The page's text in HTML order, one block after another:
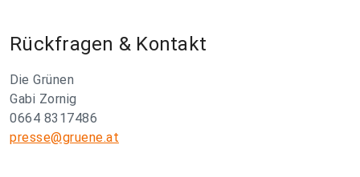
Rückfragen & Kontakt
Die Grünen
Gabi Zornig
0664 8317486
presse@gruene.at